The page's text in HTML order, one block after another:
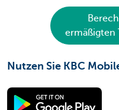
ermäßigten
Nutzen Sie KBC